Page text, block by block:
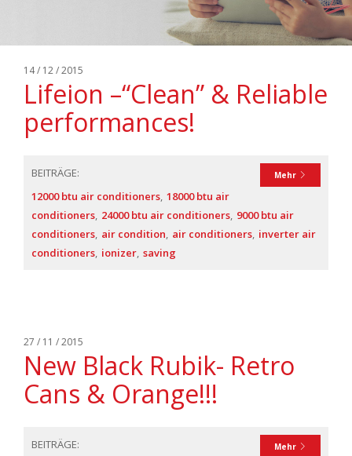
14 / 12 / 2015
Lifeion –“Clean” & Reliable
performances!
Mehr
BEITRÄGE:
12000 btu air conditioners 18000 btu air
conditioners 24000 btu air conditioners 9000 btu air
conditioners air condition air conditioners inverter air
conditioners ionizer saving
27 / 11 / 2015
New Black Rubik- Retro
Cans & Orange!!!
Mehr
BEITRÄGE: